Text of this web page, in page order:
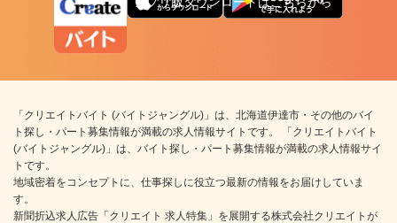
「クリエイトバイト (バイトジャングル)」は、北海道伊達市・その他のバイ
ト探し・パート募集情報が満載の求人情報サイトです。 「クリエイトバイト
(バイトジャングル)」は、バイト探し・パート募集情報が満載の求人情報サイ
トです。
地域密着をコンセプトに、仕事探しに役立つ最新の情報をお届けしていま
す。
新聞折込求人広告「クリエイト 求人特集」を展開する株式会社クリエイトが